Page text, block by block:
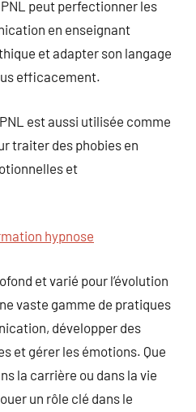
peut perfectionner les
en enseignant
et adapter son langage
efficacement.
est aussi utilisée comme
traiter des phobies en
et
hypnose
et varié pour l’évolution
vaste gamme de pratiques
développer des
et gérer les émotions. Que
la carrière ou dans la vie
un rôle clé dans le